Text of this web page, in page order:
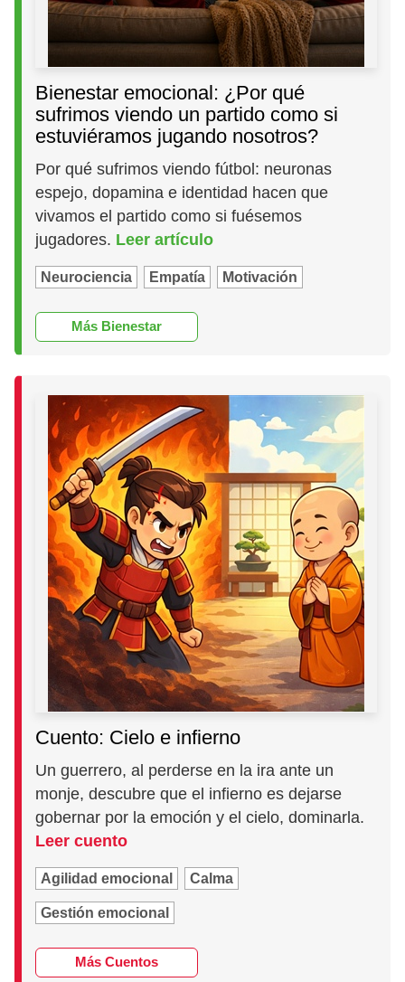
Bienestar emocional: ¿Por qué
sufrimos viendo un partido como si
estuviéramos jugando nosotros?
Por qué sufrimos viendo fútbol: neuronas
espejo, dopamina e identidad hacen que
vivamos el partido como si fuésemos
jugadores. Leer artículo
Neurociencia Empatía Motivación
Más Bienestar
Cuento: Cielo e infierno
Un guerrero, al perderse en la ira ante un
monje, descubre que el infierno es dejarse
gobernar por la emoción y el cielo, dominarla.
Leer cuento
Agilidad emocional Calma
Gestión emocional
Más Cuentos